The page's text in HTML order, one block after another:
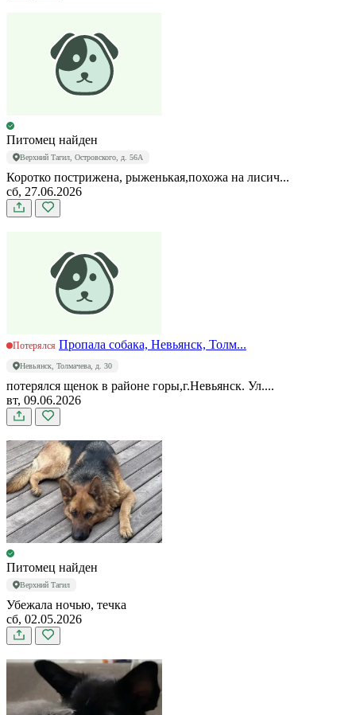
Питомец найден
Верхний Тагил, Островского, д. 56А
Коротко пострижена, рыженькая,похожа на лисич...
сб, 27.06.2026
Потерялся Пропала собака, Невьянск, Толм...
Невьянск, Толмачева, д. 30
потерялся щенок в районе горы,г.Невьянск. Ул....
вт, 09.06.2026
Питомец найден
Верхний Тагил
Убежала ночью, течка
сб, 02.05.2026